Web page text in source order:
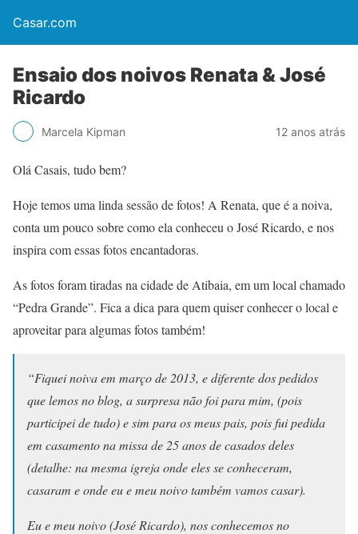
Casar.com
Ensaio dos noivos Renata & José
Ricardo
Marcela Kipman 12 anos atrás
Olá Casais, tudo bem?
Hoje temos uma linda sessão de fotos! A Renata, que é a noiva,
conta um pouco sobre como ela conheceu o José Ricardo, e nos
inspira com essas fotos encantadoras.
As fotos foram tiradas na cidade de Atibaia, em um local chamado
“Pedra Grande”. Fica a dica para quem quiser conhecer o local e
aproveitar para algumas fotos também!
“Fiquei noiva em março de 2013, e diferente dos pedidos
que lemos no blog, a surpresa não foi para mim, (pois
participei de tudo) e sim para os meus pais, pois fui pedida
em casamento na missa de 25 anos de casados deles
(detalhe: na mesma igreja onde eles se conheceram,
casaram e onde eu e meu noivo também vamos casar).
Eu e meu noivo (José Ricardo), nos conhecemos no